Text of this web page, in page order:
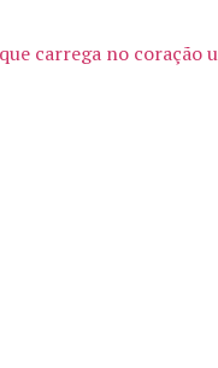
carrega no coração